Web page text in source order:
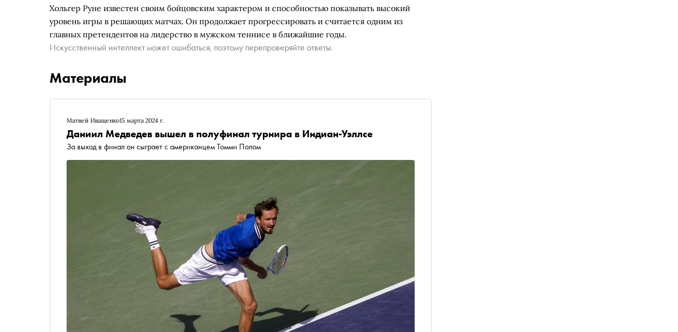
Хольгер Руне известен своим бойцовским характером и способностью показывать высокий
уровень игры в решающих матчах. Он продолжает прогрессировать и считается одним из
главных претендентов на лидерство в мужском теннисе в ближайшие годы.
Искусственный интеллект может ошибаться, поэтому перепроверяйте ответы.
Материалы
Матвей Иващенко15 марта 2024 г.
Даниил Медведев вышел в полуфинал турнира в Индиан-Уэллсе
За выход в финал он сыграет с американцем Томми Полом